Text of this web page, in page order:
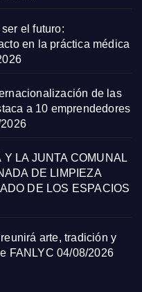
el futuro:
en la práctica médica
de las
a 10 emprendedores
LA JUNTA COMUNAL
DE LIMPIEZA
DE LOS ESPACIOS
arte, tradición y
FANLYC 04/08/2026